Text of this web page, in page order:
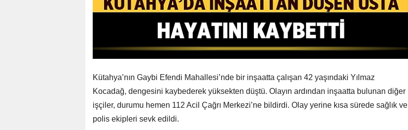
Kütahya’nın Gaybi Efendi Mahallesi’nde bir inşaatta çalışan 42 yaşındaki Yılmaz
Kocadağ, dengesini kaybederek yüksekten düştü. Olayın ardından inşaatta bulunan diğer
işçiler, durumu hemen 112 Acil Çağrı Merkezi’ne bildirdi. Olay yerine kısa sürede sağlık ve
polis ekipleri sevk edildi.